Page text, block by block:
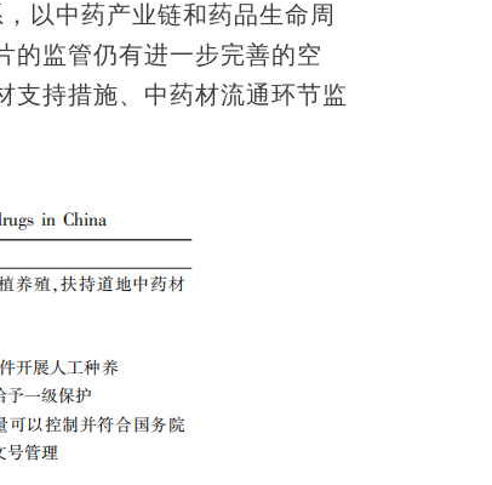
以中药产业链和药品生命周
的监管仍有进一步完善的空
支持措施、中药材流通环节监